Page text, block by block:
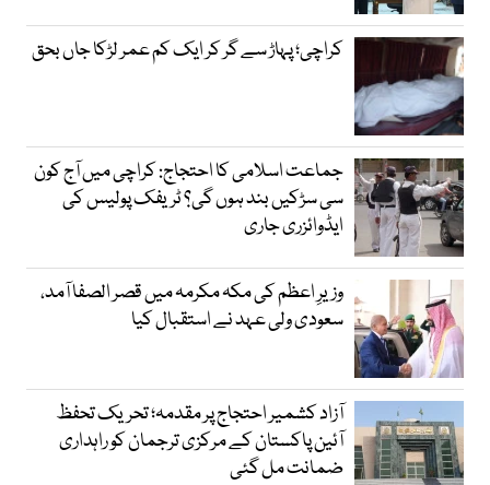
کراچی؛ پہاڑ سے گر کر ایک کم عمر لڑکا جاں بحق
جماعت اسلامی کا احتجاج: کراچی میں آج کون
سی سڑکیں بند ہوں گی؟ ٹریفک پولیس کی
ایڈوائزری جاری
وزیرِ اعظم کی مکہ مکرمہ میں قصر الصفا آمد،
سعودی ولی عہد نے استقبال کیا
آزاد کشمیر احتجاج پر مقدمہ؛ تحریک تحفظ
آئین پاکستان کے مرکزی ترجمان کو راہداری
ضمانت مل گئی